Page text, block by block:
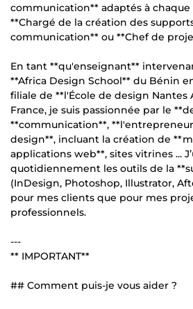
communication** adaptés à
**Chargé de la création des
communication** ou **Chef de
En tant **qu'enseignant**
**Africa Design School** du Bénin
filiale de **l'École de design Nantes
France, je suis passionnée par le
**communication**,
design**, incluant la création de
applications web**, sites vitrines ...
quotidiennement les outils de la
(InDesign, Photoshop, Illustrator,
pour mes clients que pour mes
professionnels.
---
** IMPORTANT**
## Comment puis-je vous aider ?